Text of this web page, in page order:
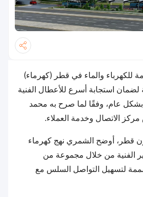
للكهرباء والماء في قطر (كهرماء)
لضمان استجابة أسرع للأعطال الفنية
عام، وفقًا لما صرح به محمد
الاتصال وخدمة العملاء.
قطر، أوضح الشمري نهج كهرماء
الفنية من خلال مجموعة من
لتسهيل التواصل السلس مع